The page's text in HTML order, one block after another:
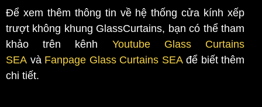
Để xem thêm thông tin về hệ thống cửa kính xếp
trượt không khung GlassCurtains, bạn có thể tham
khảo trên kênh Youtube Glass Curtains
SEA và Fanpage Glass Curtains SEAđể biết thêm
chi tiết.